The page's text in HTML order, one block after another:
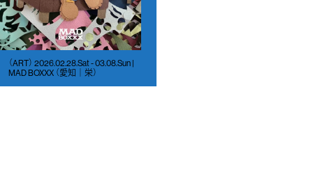
（ART） 2026.02.28.Sat - 03.08.Sun |
MAD BOXXX （愛知｜栄）